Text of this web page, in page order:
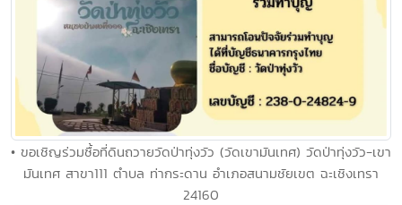
• ขอเชิญร่วมซื้อที่ดินถวายวัดป่าทุ่งวัว (วัดเขามันเทศ) วัดป่าทุ่งวัว-เขา
มันเทศ สาขา111 ตำบล ท่ากระดาน อำเภอสนามชัยเขต ฉะเชิงเทรา
24160